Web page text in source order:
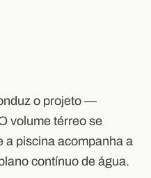
o projeto —
volume térreo se
a piscina acompanha a
contínuo de água.